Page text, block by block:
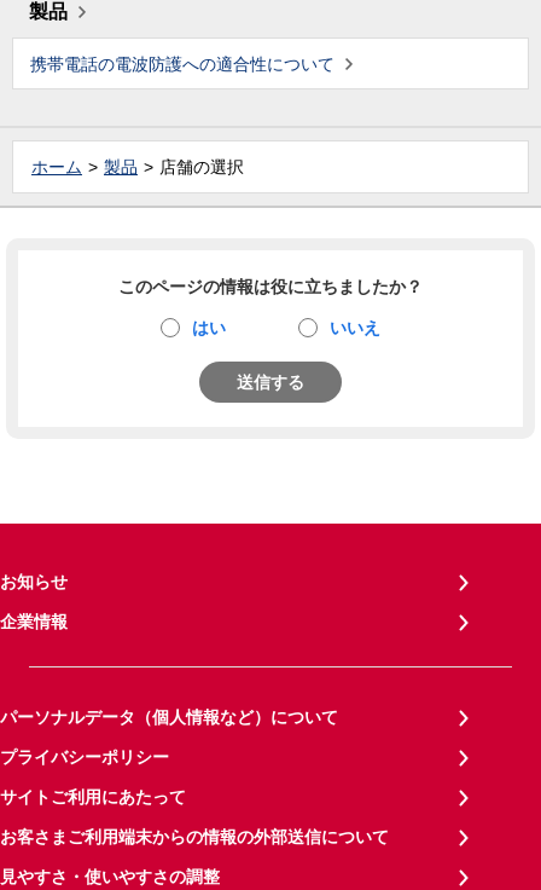
製品
携帯電話の電波防護への適合性について
ホーム 製品 店舗の選択
このページの情報は役に立ちましたか？
はい いいえ
送信する
お知らせ
企業情報
パーソナルデータ（個人情報など）について
プライバシーポリシー
サイトご利用にあたって
お客さまご利用端末からの情報の外部送信について
見やすさ・使いやすさの調整